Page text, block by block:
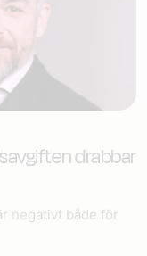
drabbar
negativt både för